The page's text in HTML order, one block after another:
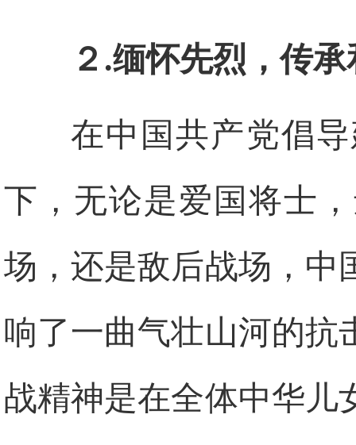
２.缅怀先烈，传
在中国共产党倡
下，无论是爱国将士
场，还是敌后战场，中
响了一曲气壮山河的抗
战精神是在全体中华儿